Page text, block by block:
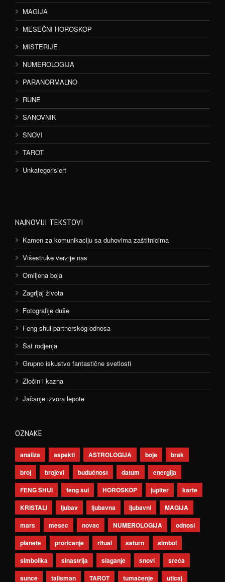
MAGIJA
MESEČNI HOROSKOP
MISTERIJE
NUMEROLOGIJA
PARANORMALNO
RUNE
SANOVNIK
SNOVI
TAROT
Unkategorisiert
NAJNOVIJI TEKSTOVI
Kamen za komunikaciju sa duhovima zaštitnicima
Višestruke verzije nas
Omiljena boja
Zagrljaj života
Fotografije duše
Feng shui partnerskog odnosa
Sat rodjenja
Grupno iskustvo fantastične svetlosti
Zločin i kazna
Jačanje izvora lepote
OZNAKE
analiza aspekti ASTROLOGIJA boje
brak
broj
brojevi budućnost datum
energija
FENG SHUI
feng šui HOROSKOP jupiter
karte
KRISTALI
ljubav ljubavna ljubavni
MAGIJA
mars
mesec novac NUMEROLOGIJA
odnosi
planete
proricanje ritual saturn
simbol
simbolika
sinastrija slaganje snovi
sreća
sunce
talisman TAROT tumačenje uticaj